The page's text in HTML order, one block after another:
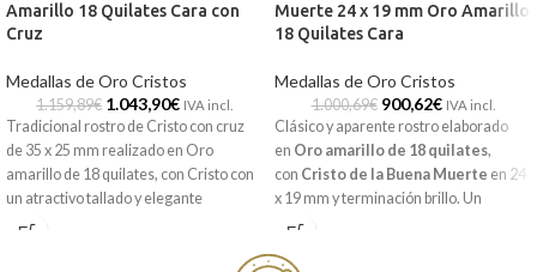
Amarillo 18 Quilates Cara con
Cruz
Medallas de Oro Cristos
1.159,89€ 1.043,90€ IVA incl.
Tradicional rostro de Cristo con cruz
de 35 x 25 mm realizado en Oro
amarillo de 18 quilates, con Cristo con
un atractivo tallado y elegante
terminación brillo.
Muerte 24 x 19 mm Oro Amarillo
18 Quilates Cara
Medallas de Oro Cristos
1.000,69€ 900,62€ IVA incl.
Clásico y aparente rostro elaborado
en Oro amarillo de 18 quilates,
con Cristo de la Buena Muerte en 24
x 19 mm y terminación brillo. Un
colgante que lo tendrás para toda la